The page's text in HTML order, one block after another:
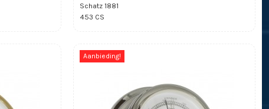
Schatz 1881
453 CS
Aanbieding!